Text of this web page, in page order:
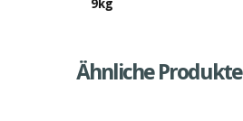
9kg
Ähnliche Produkte